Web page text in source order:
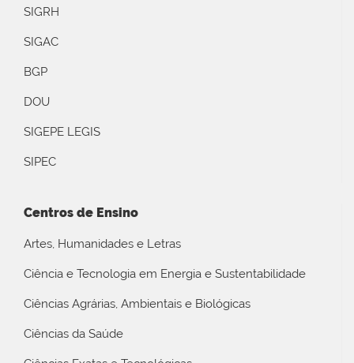
SIGRH
SIGAC
BGP
DOU
SIGEPE LEGIS
SIPEC
Centros de Ensino
Artes, Humanidades e Letras
Ciência e Tecnologia em Energia e Sustentabilidade
Ciências Agrárias, Ambientais e Biológicas
Ciências da Saúde